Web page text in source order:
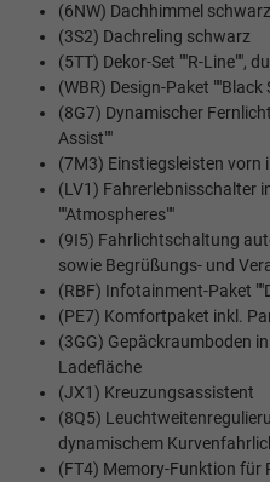
(6NW) Dachhimmel schwarz
(3S2) Dachreling schwarz
(5TT) Dekor-Set ""R-Line"",
(WBR) Design-Paket ""Black
(8G7) Dynamischer
Assist""
(7M3) Einstiegsleisten vorn
(LV1) Fahrerlebnisschalter
""Atmospheres""
(9I5) Fahrlichtschaltung
sowie Begrüßungs- und
(RBF) Infotainment-Paket
(PE7) Komfortpaket inkl.
(3GG) Gepäckraumboden
Ladefläche
(JX1) Kreuzungsassistent
(8Q5)
dynamischem
(FT4) Memory-Funktion für